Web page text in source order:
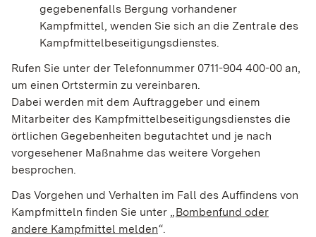
gegebenenfalls Bergung vorhandener
Kampfmittel, wenden Sie sich an die Zentrale des
Kampfmittelbeseitigungsdienstes.
Rufen Sie unter der Telefonnummer 0711-904 400-00 an,
um einen Ortstermin zu vereinbaren.
Dabei werden mit dem Auftraggeber und einem
Mitarbeiter des Kampfmittelbeseitigungsdienstes die
örtlichen Gegebenheiten begutachtet und je nach
vorgesehener Maßnahme das weitere Vorgehen
besprochen.
Das Vorgehen und Verhalten im Fall des Auffindens von
Kampfmitteln finden Sie unter „Bombenfund oder
andere Kampfmittel melden“.